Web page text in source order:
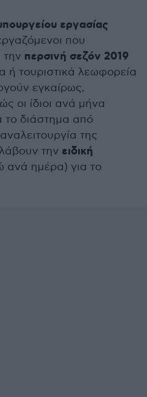
εργασίας
που
περσινή σεζόν 2019
ή τουριστικά λεωφορεία
εγκαίρως,
οι ίδιοι ανά μήνα
διάστημα από
της
την ειδική
ανά ημέρα) για το